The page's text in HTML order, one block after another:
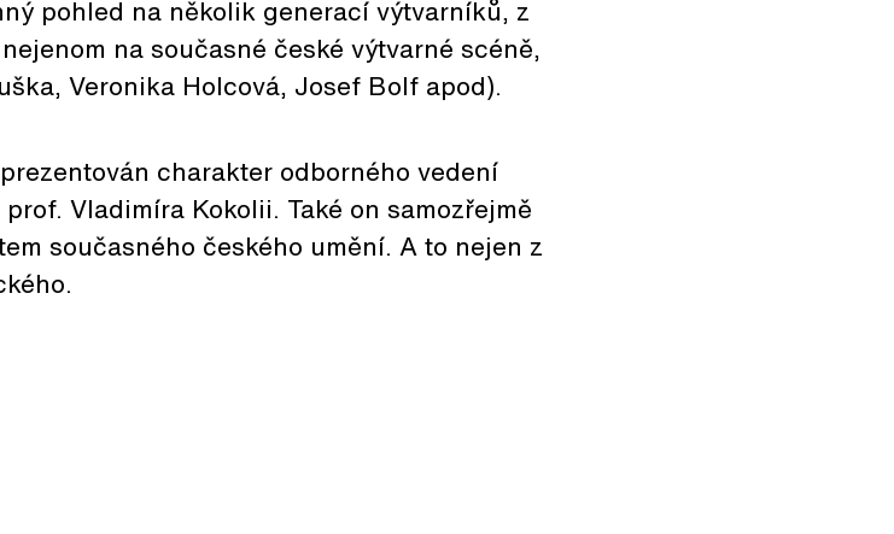
pohled na několik generací výtvarníků, z
na současné české výtvarné scéně,
Veronika Holcová, Josef Bolf apod).
charakter odborného vedení
Vladimíra Kokolii. Také on samozřejmě
současného českého umění. A to nejen z